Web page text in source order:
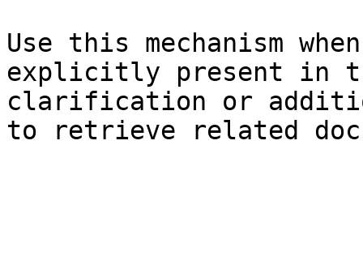
Use this mechanism
explicitly present in
clarification or